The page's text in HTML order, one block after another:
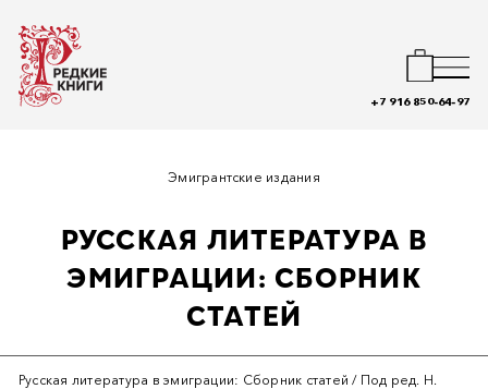
+7 916 850-64-97
Эмигрантские издания
РУССКАЯ ЛИТЕРАТУРА В
ЭМИГРАЦИИ: СБОРНИК
СТАТЕЙ
Русская литература в эмиграции: Сборник статей / Под ред. Н.